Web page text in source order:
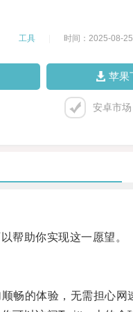
工具 时间：2025-08-25
苹果
安卓市
助你实现这一愿望。
的体验，无需担心网